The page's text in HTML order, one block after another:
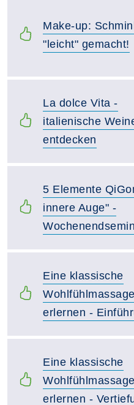
Make-up:
"leicht" gemacht!
La dolce Vita -
italienische
entdecken
5 Elemente
innere Auge" -
Eine klassische
Wohlfühlmassage
erlernen -
Eine klassische
Wohlfühlmassage
erlernen -